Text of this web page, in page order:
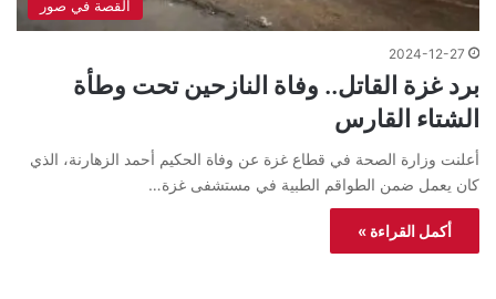
القصة في صور
2024-12-27
برد غزة القاتل.. وفاة النازحين تحت وطأة
الشتاء القارس
أعلنت وزارة الصحة في قطاع غزة عن وفاة الحكيم أحمد الزهارنة، الذي
كان يعمل ضمن الطواقم الطبية في مستشفى غزة…
أكمل القراءة »